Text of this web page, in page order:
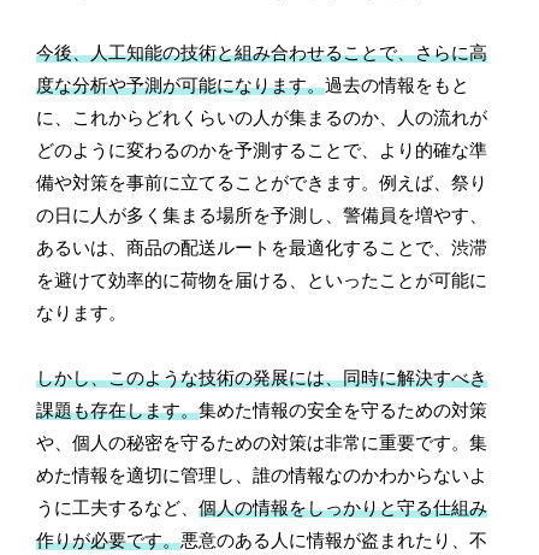
今後、人工知能の技術と組み合わせることで、さらに高
度な分析や予測が可能になります。過去の情報をもと
に、これからどれくらいの人が集まるのか、人の流れが
どのように変わるのかを予測することで、より的確な準
備や対策を事前に立てることができます。例えば、祭り
の日に人が多く集まる場所を予測し、警備員を増やす、
あるいは、商品の配送ルートを最適化することで、渋滞
を避けて効率的に荷物を届ける、といったことが可能に
なります。
しかし、このような技術の発展には、同時に解決すべき
課題も存在します。集めた情報の安全を守るための対策
や、個人の秘密を守るための対策は非常に重要です。集
めた情報を適切に管理し、誰の情報なのかわからないよ
うに工夫するなど、個人の情報をしっかりと守る仕組み
作りが必要です。悪意のある人に情報が盗まれたり、不